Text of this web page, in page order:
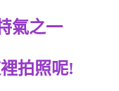
氣之一
拍照呢!